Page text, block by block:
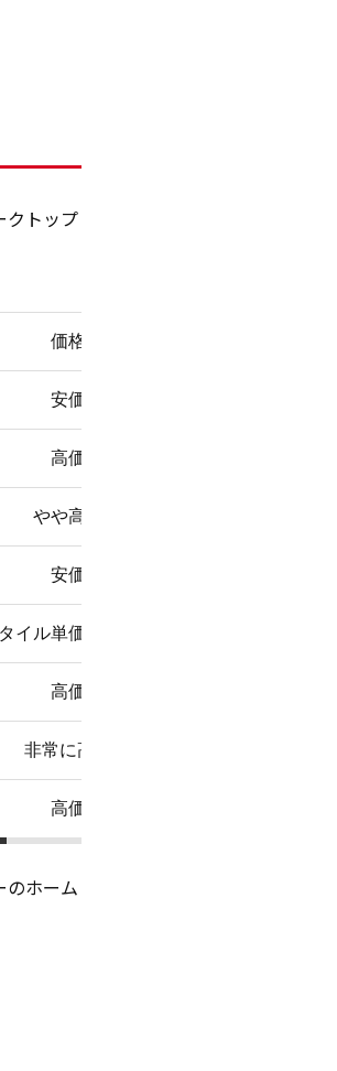
クトップ
価格
安価
高価
やや高価
安価
タイル単価による
高価
非常に高価
高価
のホーム